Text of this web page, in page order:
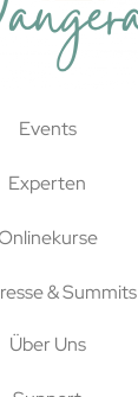
Events
Experten
& Summits
Über Uns